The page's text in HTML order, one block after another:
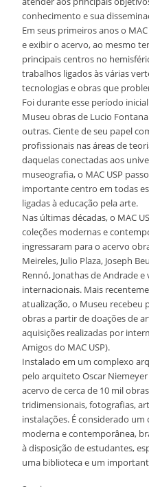
conhecimento e sua
Em seus primeiros anos o
e exibir o acervo, ao mesmo
principais centros no
trabalhos ligados às várias
tecnologias e obras que
Foi durante esse período
Museu obras de Lucio
outras. Ciente de seu papel
profissionais nas áreas de
daquelas conectadas aos
museografia, o MAC USP
importante centro em todas
ligadas à educação pela arte.
Nas últimas décadas, o MAC
coleções modernas e
ingressaram para o acervo
Meireles, Julio Plaza, Joseph
Rennó, Jonathas de Andrade
internacionais. Mais
atualização, o Museu recebeu
obras a partir de doações de
aquisições realizadas por
Amigos do MAC USP).
Instalado em um complexo
pelo arquiteto Oscar
acervo de cerca de 10 mil
tridimensionais, fotografias,
instalações. É considerado
moderna e contemporânea,
à disposição de estudantes,
uma biblioteca e um